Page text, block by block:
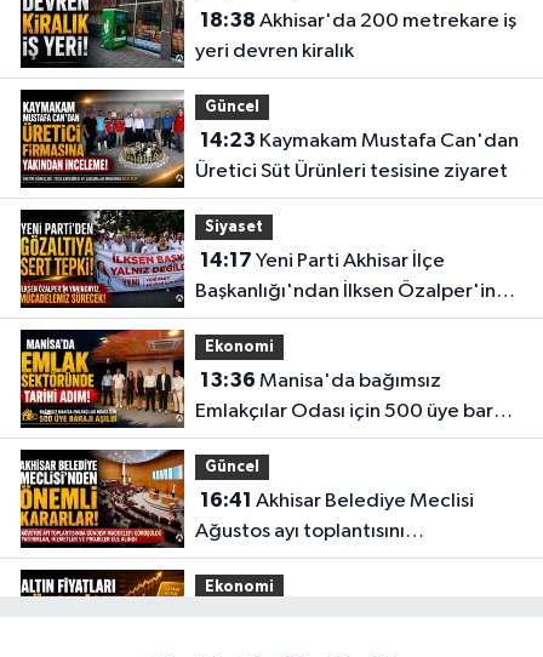
18:38
yeri devren kiralık
Güncel
14:23
Üretici Süt Ürünleri tesisine ziyaret
Siyaset
14:17
Başkanlığı'ndan İlksen Özalper'in
gözaltına alınmasına tepki
Ekonomi
13:36
Emlakçılar Odası için 500 üye barajı
aşıldı
Güncel
16:41
Ağustos ayı toplantısını
gerçekleştirdi
Ekonomi